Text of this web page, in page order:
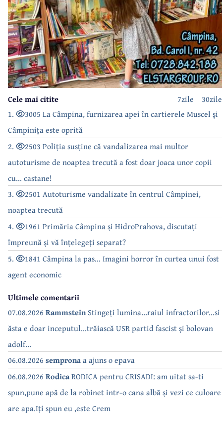
30zile
7zile
Cele mai citite
1.
3005 La Câmpina, furnizarea apei în cartierele Muscel și
Câmpinița este oprită
2.
2503 Poliția susține că vandalizarea mai multor
autoturisme de noaptea trecută a fost doar joaca unor copii
cu... castane!
3.
2501 Autoturisme vandalizate în centrul Câmpinei,
noaptea trecută
4.
1961 Primăria Câmpina și HidroPrahova, discutați
împreună și vă înțelegeți separat?
5.
1841 Câmpina la pas... Imagini horror în curtea unui fost
agent economic
Ultimele comentarii
07.08.2026 RammsteinStingeți lumina...raiul infractorilor...si
ăsta e doar inceputul...trăiască USR partid fascist și bolovan
adolf...
06.08.2026 sempronaa ajuns o epava
06.08.2026 RodicaRODICA pentru CRISADI: am uitat sa-ti
spun,pune apă de la robinet intr-o cana albă și vezi ce culoare
are apa.Iți spun eu ,este Crem